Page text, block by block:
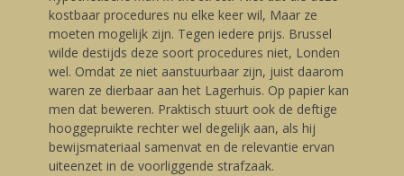
kostbaar procedures nu elke keer wil, Maar ze
moeten mogelijk zijn. Tegen iedere prijs. Brussel
wilde destijds deze soort procedures niet, Londen
wel. Omdat ze niet aanstuurbaar zijn, juist daarom
waren ze dierbaar aan het Lagerhuis. Op papier kan
men dat beweren. Praktisch stuurt ook de deftige
hooggepruikte rechter wel degelijk aan, als hij
bewijsmateriaal samenvat en de relevantie ervan
uiteenzet in de voorliggende strafzaak.